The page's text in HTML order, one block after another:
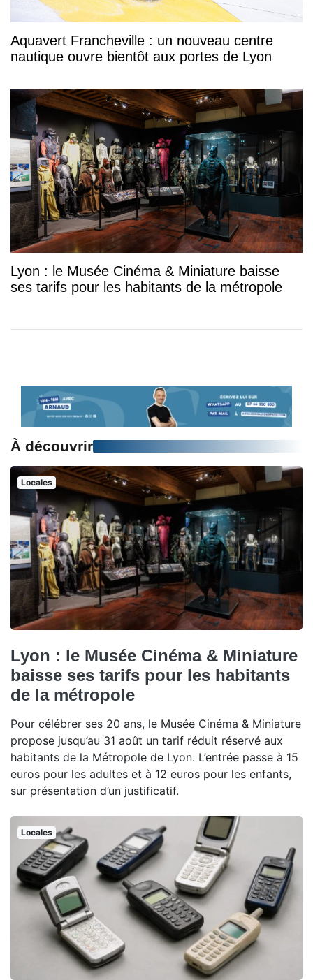
Aquavert Francheville : un nouveau centre
nautique ouvre bientôt aux portes de Lyon
Lyon : le Musée Cinéma & Miniature baisse
ses tarifs pour les habitants de la métropole
À découvrir
Locales
Lyon : le Musée Cinéma & Miniature
baisse ses tarifs pour les habitants
de la métropole
Pour célébrer ses 20 ans, le Musée Cinéma & Miniature
propose jusqu’au 31 août un tarif réduit réservé aux
habitants de la Métropole de Lyon. L’entrée passe à 15
euros pour les adultes et à 12 euros pour les enfants,
sur présentation d’un justificatif.
Locales